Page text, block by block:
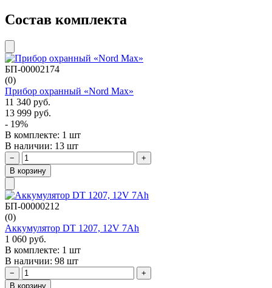
Состав комплекта
БП-00002174
(0)
Прибор охранный «Nord Max»
11 340 руб.
13 999 руб.
- 19%
В комплекте: 1 шт
В наличии: 13 шт
−
+
В корзину
БП-00000212
(0)
Аккумулятор DT 1207, 12V 7Ah
1 060 руб.
В комплекте: 1 шт
В наличии: 98 шт
−
+
В корзину